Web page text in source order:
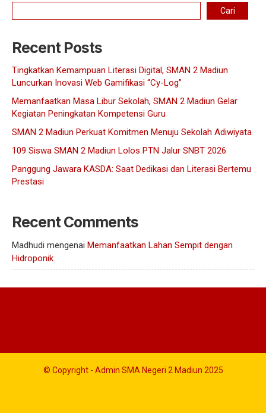
Cari
Recent Posts
Tingkatkan Kemampuan Literasi Digital, SMAN 2 Madiun
Luncurkan Inovasi Web Gamifikasi “Cy-Log”
Memanfaatkan Masa Libur Sekolah, SMAN 2 Madiun Gelar
Kegiatan Peningkatan Kompetensi Guru
SMAN 2 Madiun Perkuat Komitmen Menuju Sekolah Adiwiyata
109 Siswa SMAN 2 Madiun Lolos PTN Jalur SNBT 2026
Panggung Jawara KASDA: Saat Dedikasi dan Literasi Bertemu
Prestasi
Recent Comments
Madhudi mengenai Memanfaatkan Lahan Sempit dengan
Hidroponik
© Copyright - Admin SMA Negeri 2 Madiun 2025